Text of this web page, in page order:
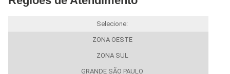
Selecione:
ZONA OESTE
ZONA SUL
GRANDE SÃO PAULO